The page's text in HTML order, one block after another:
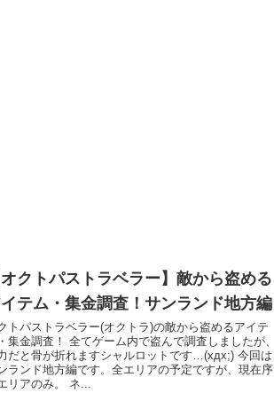
オクトパストラベラー】敵から盗める
テム・集金調査！サンランド地方編
トパストラベラー(オクトラ)の敵から盗めるアイテ
集金調査！ 全てゲーム内で盗んで調査しましたが、
だと骨が折れますシャルロットです…(xдx;) 今回は
ランド地方編です。全エリアの予定ですが、現在序
リアのみ。 ネ...